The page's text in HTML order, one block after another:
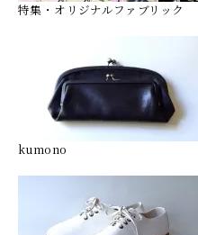
特集・オリジナルファブリック
kumono